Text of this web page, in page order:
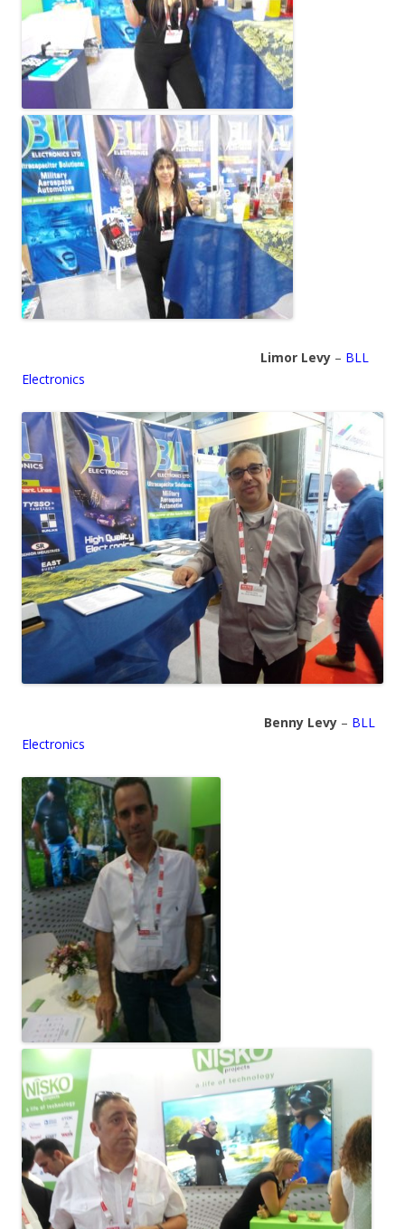
Limor Levy – BLL
Electronics
Benny Levy – BLL
Electronics